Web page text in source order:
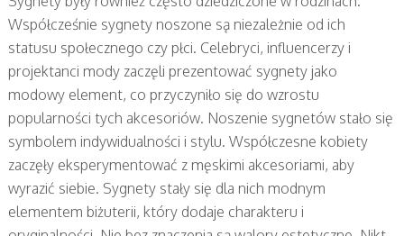
Współcześnie sygnety noszone są niezależnie od ich
statusu społecznego czy płci. Celebryci, influencerzy i
projektanci mody zaczęli prezentować sygnety jako
modowy element, co przyczyniło się do wzrostu
popularności tych akcesoriów. Noszenie sygnetów stało się
symbolem indywidualności i stylu. Współczesne kobiety
zaczęły eksperymentować z męskimi akcesoriami, aby
wyrazić siebie. Sygnety stały się dla nich modnym
elementem biżuterii, który dodaje charakteru i